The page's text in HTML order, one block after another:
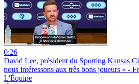
0:26
David Lee, président du Sporting Kansas
nous intéressons aux très bons joueurs » -
L'Équipe